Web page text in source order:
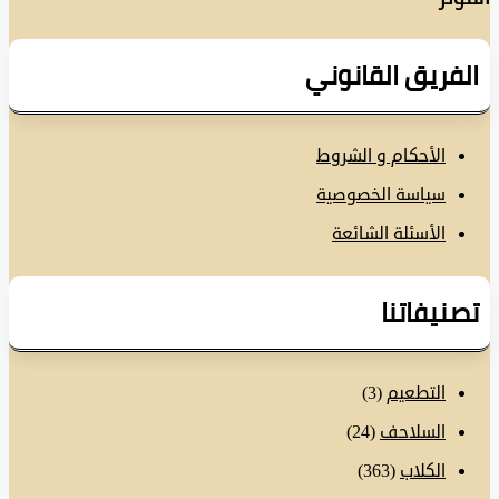
القانوني
الأحكام و الشروط
سياسة الخصوصية
الأسئلة الشائعة
التطعيم(3)
السلاحف(24)
الكلاب(363)